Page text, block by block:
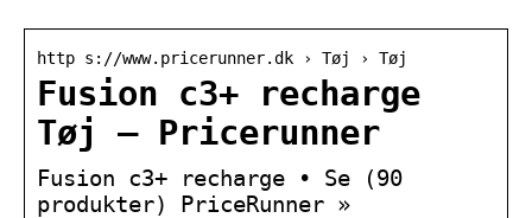
http s://www.pricerunner.dk › Tøj › Tøj
Fusion c3+ recharge
Tøj – Pricerunner
Fusion c3+ recharge • Se (90
produkter) PriceRunner »